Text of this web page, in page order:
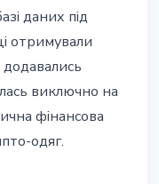
даних під
отримували
додавались
виключно на
фінансова
одяг.